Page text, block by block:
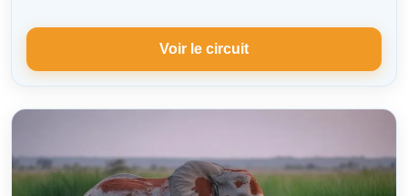
Voir le circuit